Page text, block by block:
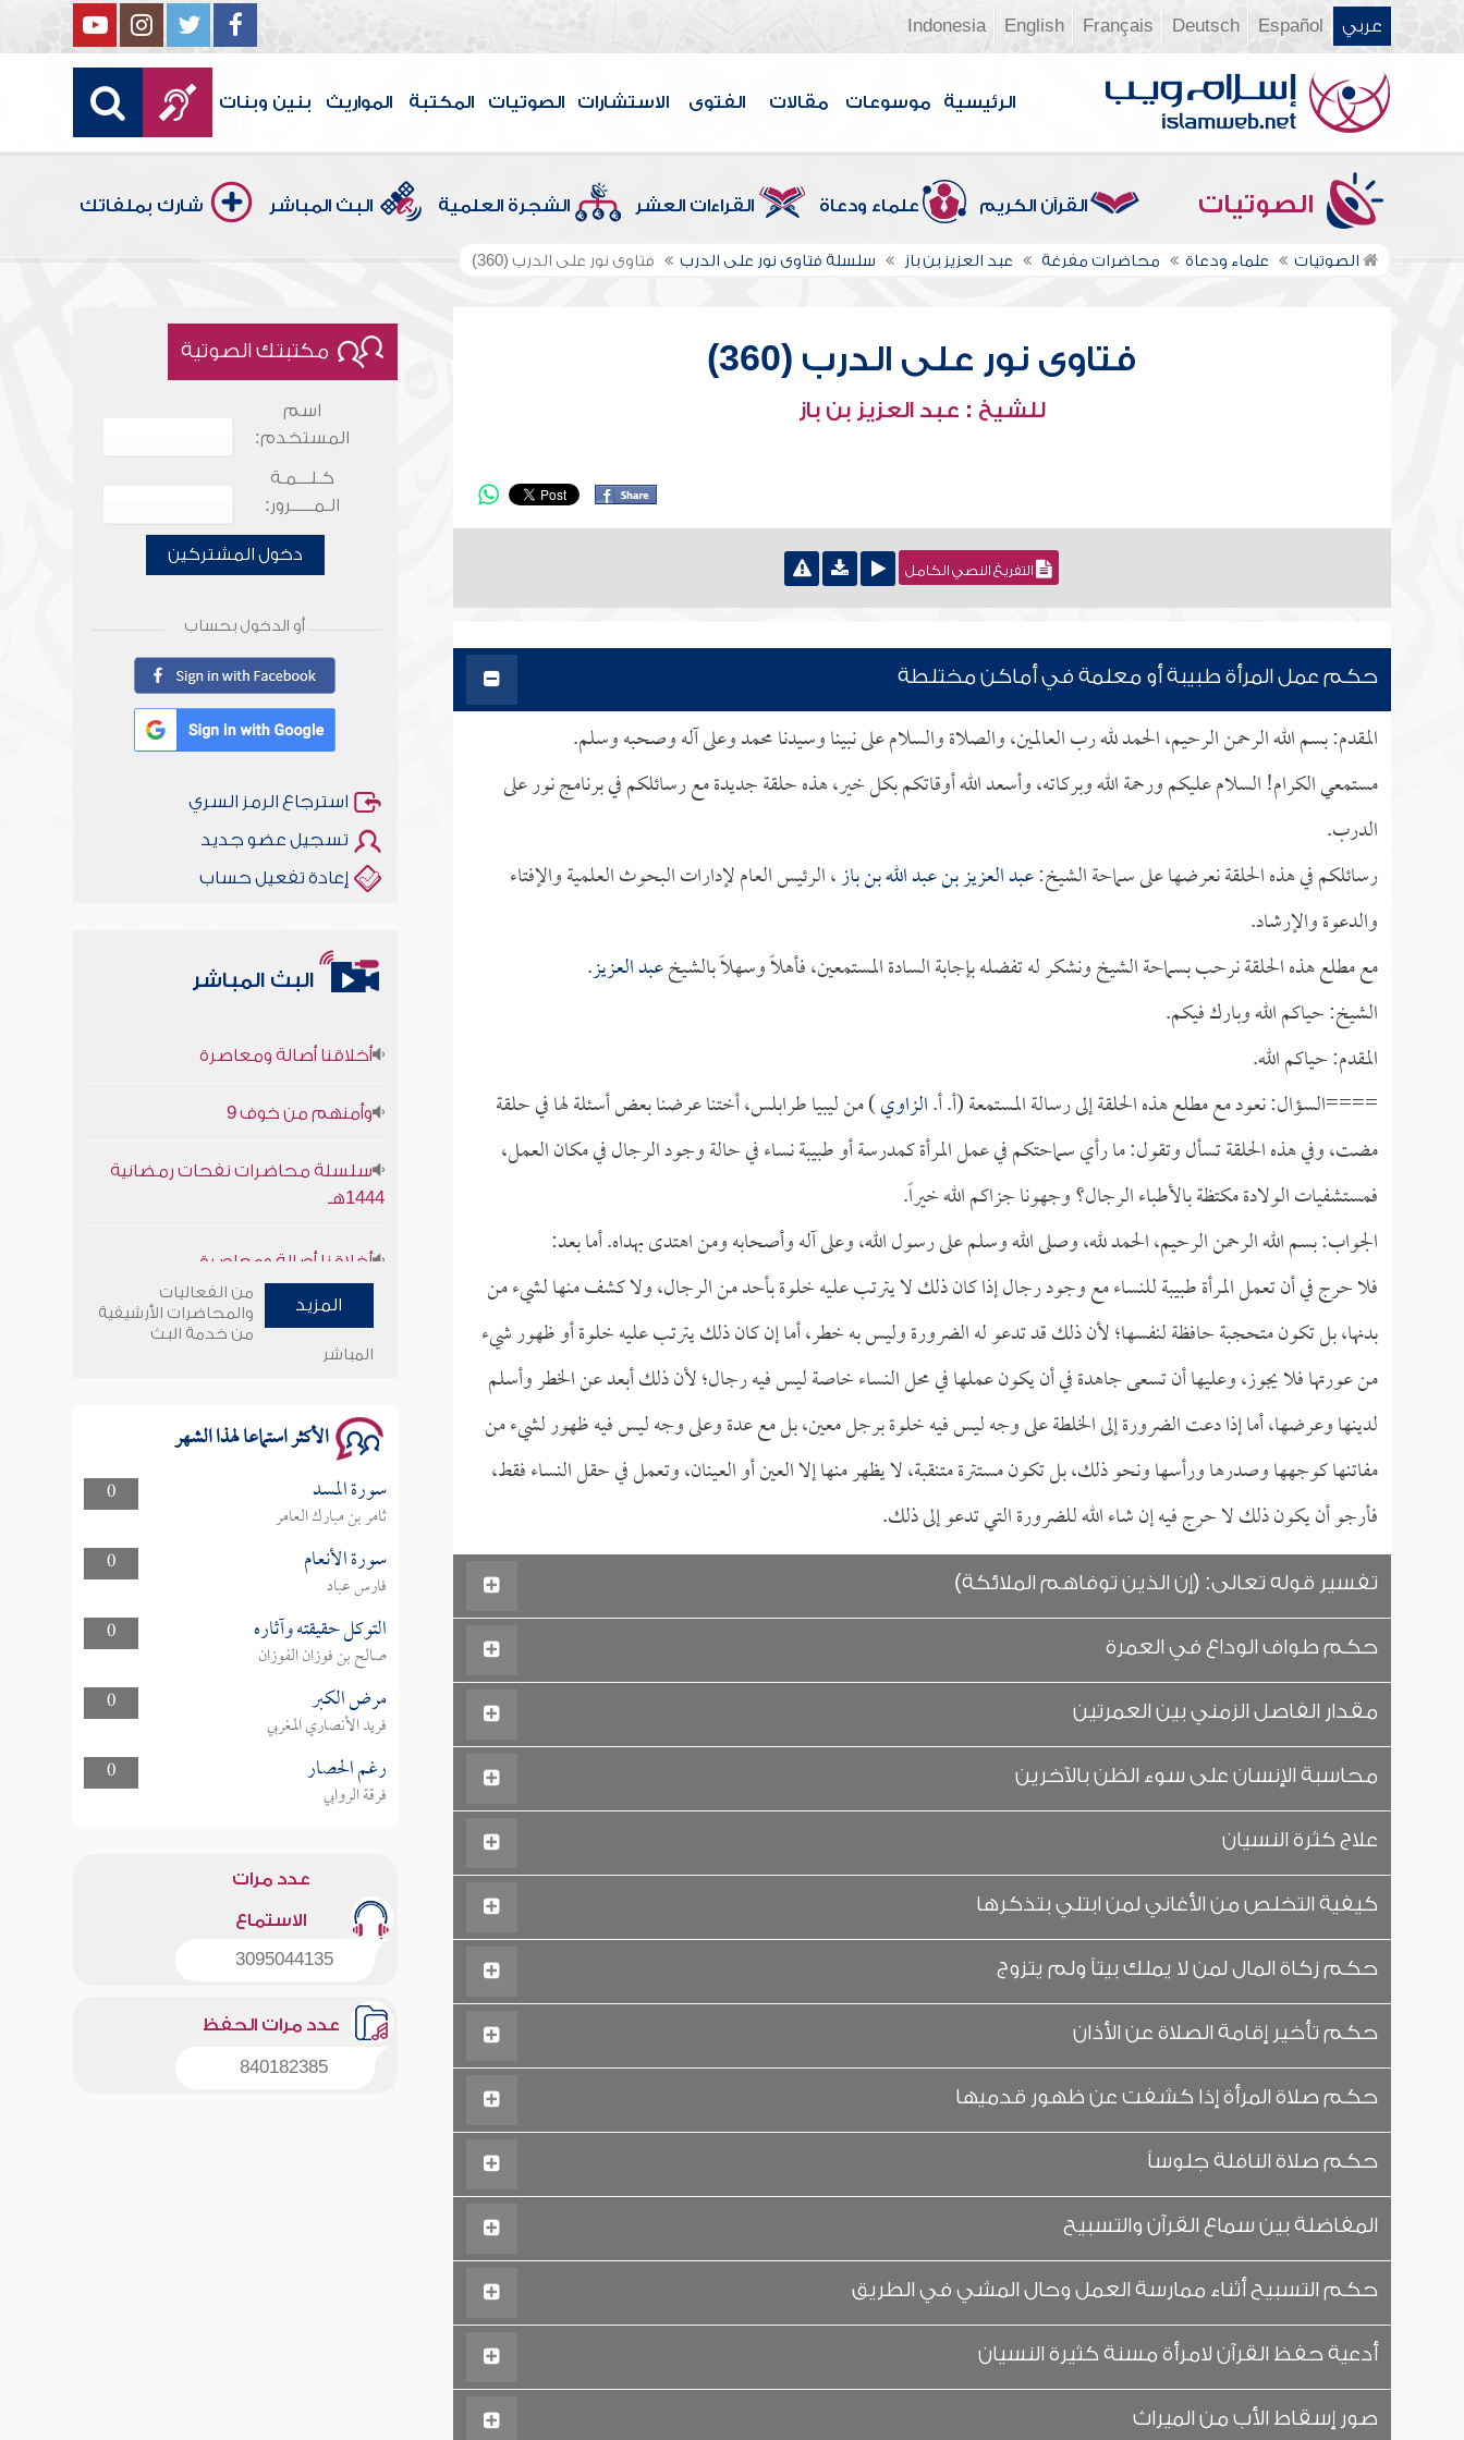
عربي Español
Deutsch
Français
English
Indonesia
الرئيسية موسوعات مقالات الفتوى الاستشارات الصوتيات المكتبة المواريث بنين وبنات
الصوتيات القرآن الكريم علماء ودعاة القراءات العشر الشجرة العلمية البث المباشر شارك بملفاتك
الصوتيات علماء ودعاة محاضرات مفرغة عبد العزيز بن باز سلسلة فتاوى نور على الدرب فتاوى نور على الدرب (360)
فتاوى نور على الدرب (360)
للشيخ : عبد العزيز بن باز
التفريغ النصي الكامل
حكم عمل المرأة طبيبة أو معلمة في أماكن مختلطة
المقدم: بسم الله الرحمن الرحيم، الحمد لله رب العالمين، والصلاة والسلام على نبينا وسيدنا محمد وعلى آله وصحبه وسلم.
مستمعي الكرام! السلام عليكم ورحمة الله وبركاته، وأسعد الله أوقاتكم بكل خير، هذه حلقة جديدة مع رسائلكم في برنامج نور على
الدرب.
رسائلكم في هذه الحلقة نعرضها على سماحة الشيخ:عبد العزيز بن عبد الله بن باز، الرئيس العام لإدارات البحوث العلمية والإفتاء
والدعوة والإرشاد.
مع مطلع هذه الحلقة نرحب بسماحة الشيخ ونشكر له تفضله بإجابة السادة المستمعين، فأهلاً وسهلاً بالشيخعبد العزيز.
الشيخ: حياكم الله وبارك فيكم.
المقدم: حياكم الله.
====السؤال: نعود مع مطلع هذه الحلقة إلى رسالة المستمعة (أ. أ.الزاوي) من ليبيا طرابلس، أختنا عرضنا بعض أسئلة لها في حلقة
مضت، وفي هذه الحلقة تسأل وتقول: ما رأي سماحتكم في عمل المرأة كمدرسة أو طبيبة نساء في حالة وجود الرجال في مكان العمل،
فمستشفيات الولادة مكتظة بالأطباء الرجال؟ وجهونا جزاكم الله خيراً.
الجواب: بسم الله الرحمن الرحيم، الحمد لله، وصلى الله وسلم على رسول الله، وعلى آله وأصحابه ومن اهتدى بهداه. أما بعد:
فلا حرج في أن تعمل المرأة طبيبة للنساء مع وجود رجال إذا كان ذلك لا يترتب عليه خلوة بأحد من الرجال، ولا كشف منها لشيء من
بدنها، بل تكون متحجبة حافظة لنفسها؛ لأن ذلك قد تدعو له الضرورة وليس به خطر، أما إن كان ذلك يترتب عليه خلوة أو ظهور شيء
من عورتها فلا يجوز، وعليها أن تسعى جاهدة في أن يكون عملها في محل النساء خاصة ليس فيه رجال؛ لأن ذلك أبعد عن الخطر وأسلم
لدينها وعرضها، أما إذا دعت الضرورة إلى الخلطة على وجه ليس فيه خلوة برجل معين، بل مع عدة وعلى وجه ليس فيه ظهور لشيء من
مفاتنها كوجهها وصدرها ورأسها ونحو ذلك، بل تكون مستترة متنقبة، لا يظهر منها إلا العين أو العينان، وتعمل في حقل النساء فقط،
فأرجو أن يكون ذلك لا حرج فيه إن شاء الله للضرورة التي تدعو إلى ذلك.
تفسير قوله تعالى: (إن الذين توفاهم الملائكة)
حكم طواف الوداع في العمرة
مقدار الفاصل الزمني بين العمرتين
محاسبة الإنسان على سوء الظن بالآخرين
علاج كثرة النسيان
كيفية التخلص من الأغاني لمن ابتلي بتذكرها
حكم زكاة المال لمن لا يملك بيتاً ولم يتزوج
حكم تأخير إقامة الصلاة عن الأذان
حكم صلاة المرأة إذا كشفت عن ظهور قدميها
حكم صلاة النافلة جلوساً
المفاضلة بين سماع القرآن والتسبيح
حكم التسبيح أثناء ممارسة العمل وحال المشي في الطريق
أدعية حفظ القرآن لامرأة مسنة كثيرة النسيان
صور إسقاط الأب من الميراث
مكتبتك الصوتية
اسم
المستخدم:
كـلـــمـة
الـمـــــرور:
دخول المشتركين
أو الدخول بحساب
استرجاع الرمز السري
تسجيل عضو جديد
إعادة تفعيل حساب
البث المباشر
1444هـ
وأمنهم من خوف 9
سلسلة محاضرات نفحات رمضانية
المزيد
من الفعاليات
والمحاضرات الأرشيفية
من خدمة البث
المباشر
الأكثر استماعا لهذا الشهر
0 سورة المسد
ثامر بن مبارك العامر
0
سورة الأنعام
فارس عباد
0
التوكل حقيقته وآثاره
صالح بن فوزان الفوزان
0
مرض الكبر
فريد الأنصاري المغربي
0
رغم الحصار
فرقة الروابي
عدد مرات
الاستماع
3095044135
عدد مرات الحفظ
840182385